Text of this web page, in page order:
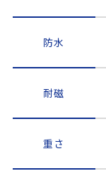
防水
耐磁
重さ